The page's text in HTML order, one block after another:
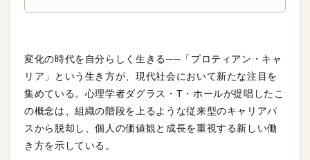
変化の時代を自分らしく生きる──「プロティアン・キャ
リア」という生き方が、現代社会において新たな注目を
集めている。心理学者ダグラス・T・ホールが提唱したこ
の概念は、組織の階段を上るような従来型のキャリアパ
スから脱却し、個人の価値観と成長を重視する新しい働
き方を示している。